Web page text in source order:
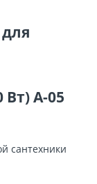
A-05